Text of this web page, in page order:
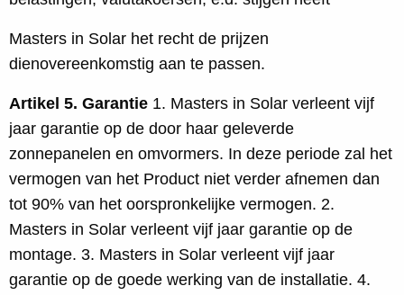
Masters in Solar het recht de prijzen
dienovereenkomstig aan te passen.
Artikel 5. Garantie 1. Masters in Solar verleent vijf
jaar garantie op de door haar geleverde
zonnepanelen en omvormers. In deze periode zal het
vermogen van het Product niet verder afnemen dan
tot 90% van het oorspronkelijke vermogen. 2.
Masters in Solar verleent vijf jaar garantie op de
montage. 3. Masters in Solar verleent vijf jaar
garantie op de goede werking van de installatie. 4.